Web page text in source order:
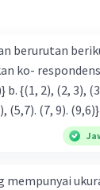
kipas angin
mendapat diskon
Rp3.750.000,00.
berurutan
satu? a.
d. {(3.4), (5,7). (7, 9). (9,6)}
mempunyai